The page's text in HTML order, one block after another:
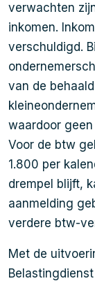
verwachten
inkomen.
verschuldigd.
van de
waardoor
Voor de btw
1.800 per
drempel blijft,
aanmelding
verdere btw-
Met de